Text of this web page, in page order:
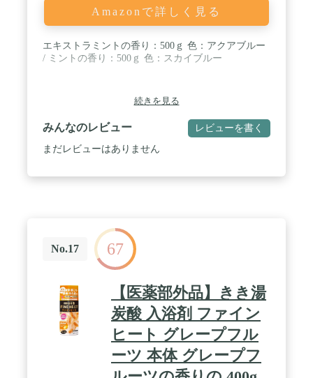
Amazonで詳しく見る
エキストラミントの香り：500ｇ 色：アクアブルー
/ ミントの香り：500ｇ 色：スカイブルー
続きを見る
みんなのレビュー レビューを書く
まだレビューはありません
No.17 67
【医薬部外品】きき湯
炭酸 入浴剤 ファイン
ヒート グレープフル
ーツ 本体 グレープフ